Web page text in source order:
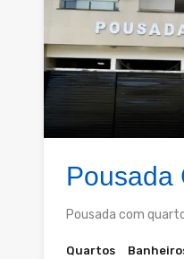
Pousada
Pousada com
Quartos